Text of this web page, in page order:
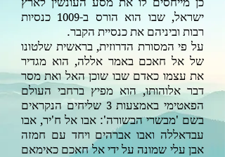
ישראל, שבו הוא הורס ב-1009 כנסיות
רבות וביניהם את כנסיית הקבר.
על פי המסורת הדרוזית, בראשית שלטונו
של אל חאכם באמר אללה, הוא מגדיר
את עצמו כאדם שבו שוכן האל ואת מסר
דבר אלוהותו, הוא מפיץ ברחבי העולם
הפאטימי באמצעות3 שליחים הנקראים
בשם 'מבשרי הבשורה': אבו אל ח'יר, אבו
עבדאללה ואבו אברהים ויחד עם חמזה
אבן עלי שמונה על ידי אל חאכם כאימאם